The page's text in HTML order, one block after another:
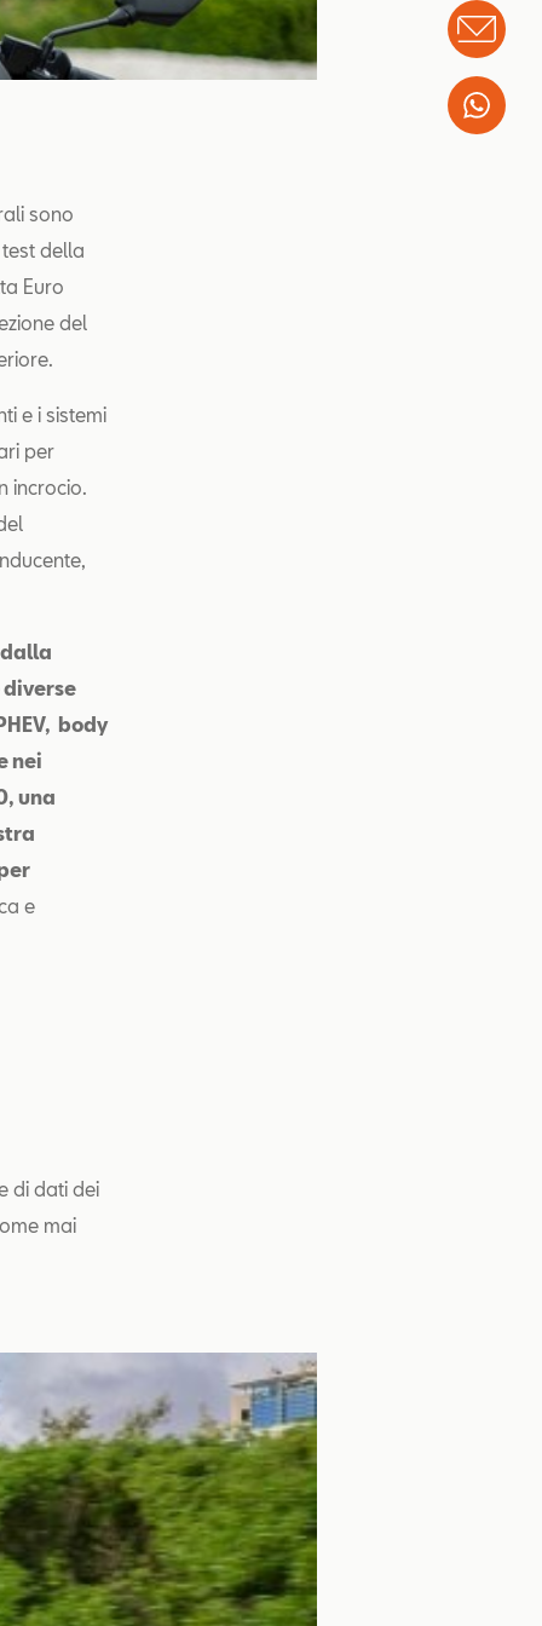
sono
della
Euro
del
e i sistemi
per
incrocio.
diverse
body
nei
una
e
di dati dei
mai